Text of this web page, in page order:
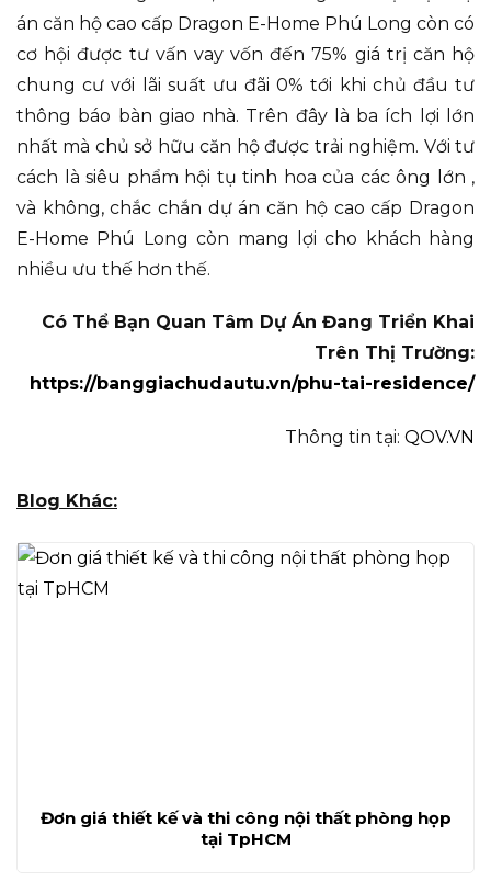
án căn hộ cao cấp Dragon E-Home Phú Long còn có
cơ hội được tư vấn vay vốn đến 75% giá trị căn hộ
chung cư với lãi suất ưu đãi 0% tới khi chủ đầu tư
thông báo bàn giao nhà. Trên đây là ba ích lợi lớn
nhất mà chủ sở hữu căn hộ được trải nghiệm. Với tư
cách là siêu phẩm hội tụ tinh hoa của các ông lớn ,
và không, chắc chắn dự án căn hộ cao cấp Dragon
E-Home Phú Long còn mang lợi cho khách hàng
nhiều ưu thế hơn thế.
Có Thể Bạn Quan Tâm Dự Án Đang Triển Khai
Trên Thị Trường:
https://banggiachudautu.vn/phu-tai-residence/
Thông tin tại: QOV.VN
Blog Khác:
Đơn giá thiết kế và thi công nội thất phòng họp
tại TpHCM